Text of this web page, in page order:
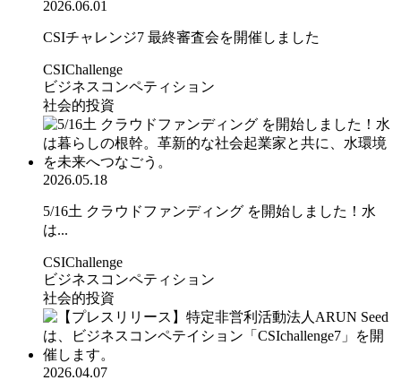
2026.06.01
CSIチャレンジ7 最終審査会を開催しました
CSIChallenge
ビジネスコンペティション
社会的投資
2026.05.18
5/16土 クラウドファンディング を開始しました！水
は...
CSIChallenge
ビジネスコンペティション
社会的投資
2026.04.07